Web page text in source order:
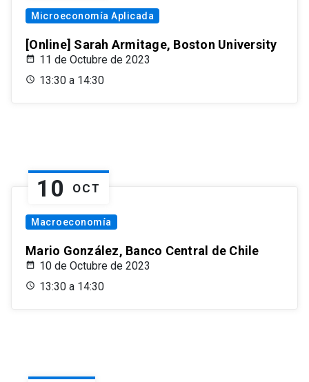
Microeconomía Aplicada
[Online] Sarah Armitage, Boston University
11 de Octubre de 2023
13:30 a 14:30
10 OCT
Macroeconomía
Mario González, Banco Central de Chile
10 de Octubre de 2023
13:30 a 14:30